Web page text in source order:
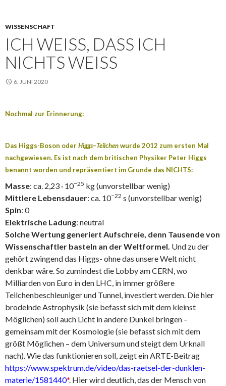
WISSENSCHAFT
ICH WEISS, DASS ICH N
ICHTS WEISS
6. JUNI 2020
Nochmal zur Erinnerung:
Das Higgs-Boson oderHiggs–Teilchenwurde 2012 zum ersten Mal
nachgewiesen. Es ist nach dem britischen Physiker Peter Higgs
benannt worden und repräsentiert im Grunde das NICHTS:
Masse‎: ‎ca. 2,23 · 10−25 kg (unvorstellbar wenig)
Mittlere Lebensdauer‎: ‎ca. 10−22 s (unvorstellbar wenig)
Spin‎: ‎0
Elektrische Ladung‎: ‎neutral
Solche Wertung generiert Aufschreie, denn Tausende von
Wissenschaftler basteln an der Weltformel. Und zu der
gehört zwingend das Higgs- ohne das unsere Welt nicht
denkbar wäre. So zumindest die Lobby am CERN, wo
Milliarden von Euro in den LHC, in immer größere
Teilchenbeschleuniger und Tunnel, investiert werden. Die hier
brodelnde Astrophysik (sie befasst sich mit dem kleinst
Möglichen) soll auch Licht in andere Dunkel bringen –
gemeinsam mit der Kosmologie (sie befasst sich mit dem
größt Möglichen – dem Universum und steigt dem Urknall
nach). Wie das funktionieren soll, zeigt ein ARTE-Beitrag
https://www.spektrum.de/video/das-raetsel-der-dunklen-
materie/1581440*. Hier wird deutlich, das der Mensch von